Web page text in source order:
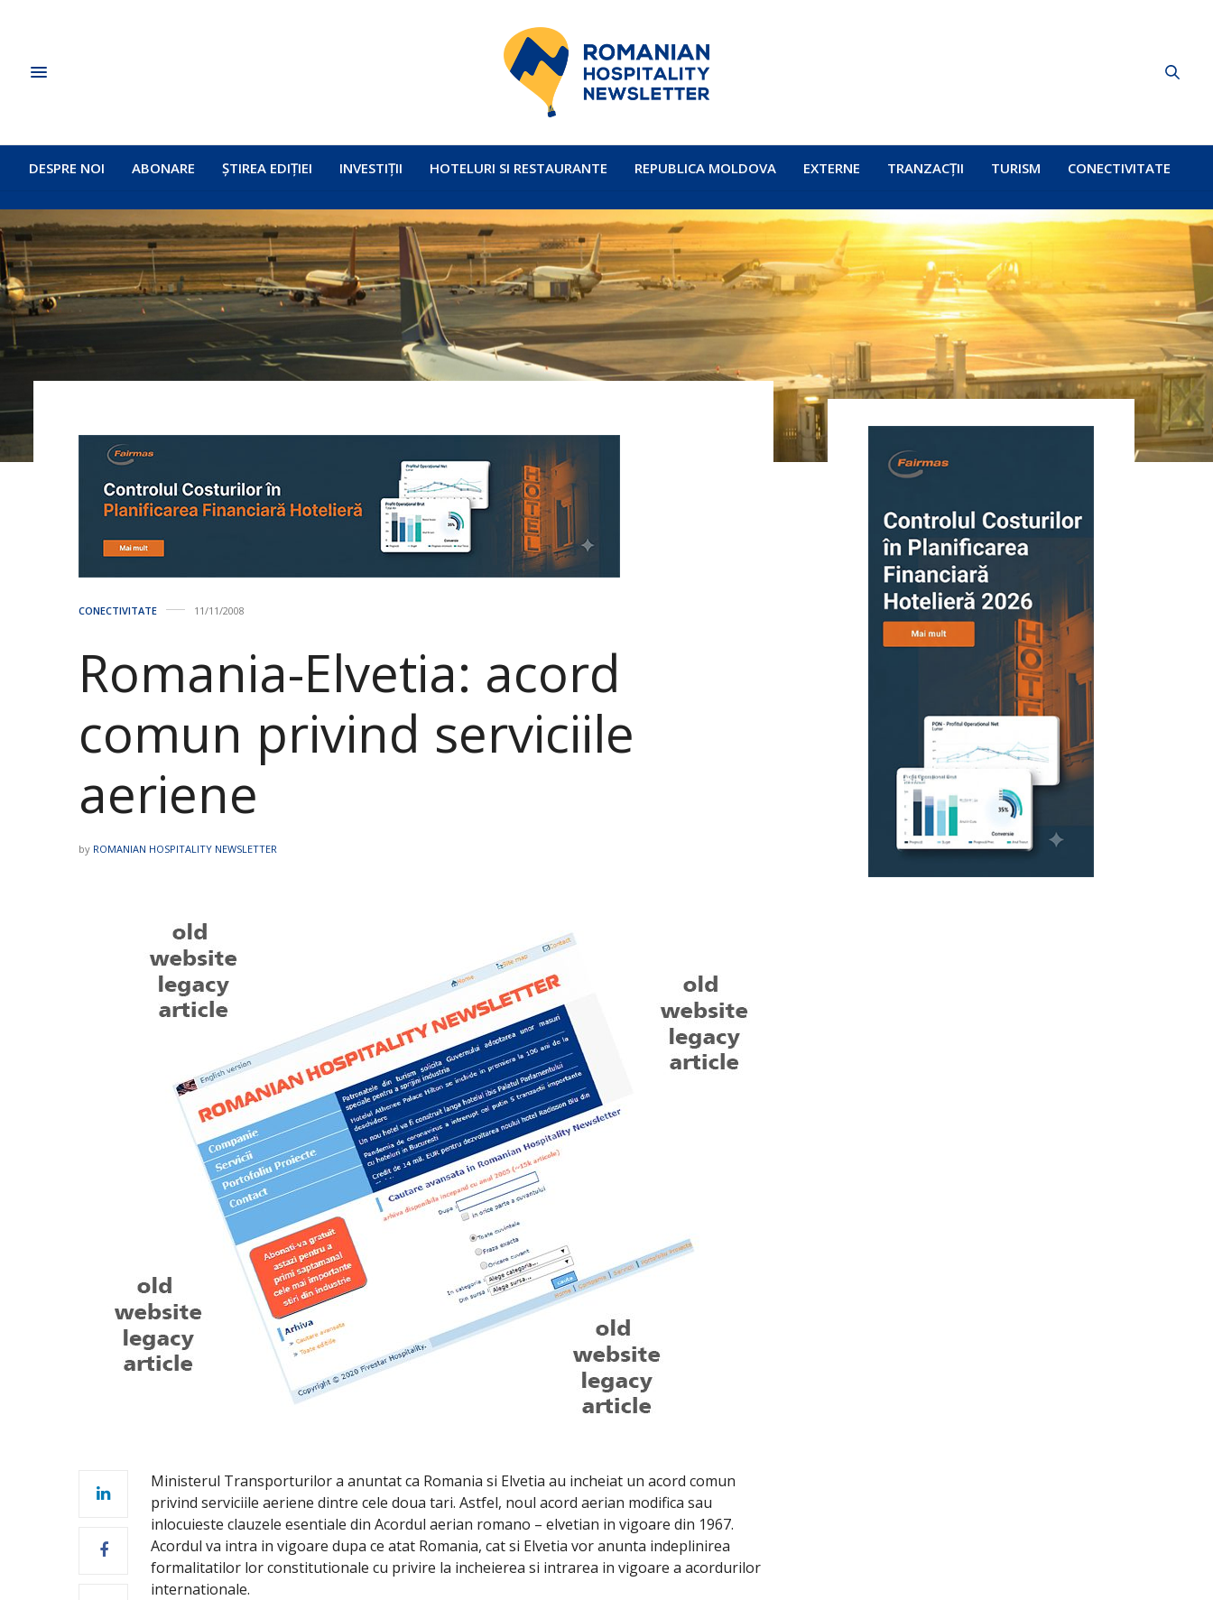
DESPRE NOI ABONARE ȘTIREA EDIȚIEI INVESTIȚII HOTELURI SI RESTAURANTE REPUBLICA MOLDOVA EXTERNE TRANZACȚII TURISM CONECTIVITATE
CONECTIVITATE 11/11/2008
Romania-Elvetia: acord
comun privind serviciile
aeriene
by ROMANIAN HOSPITALITY NEWSLETTER
Ministerul Transporturilor a anuntat ca Romania si Elvetia au incheiat un acord comun
privind serviciile aeriene dintre cele doua tari. Astfel, noul acord aerian modifica sau
inlocuieste clauzele esentiale din Acordul aerian romano – elvetian in vigoare din 1967.
Acordul va intra in vigoare dupa ce atat Romania, cat si Elvetia vor anunta indeplinirea
formalitatilor lor constitutionale cu privire la incheierea si intrarea in vigoare a acordurilor
internationale.